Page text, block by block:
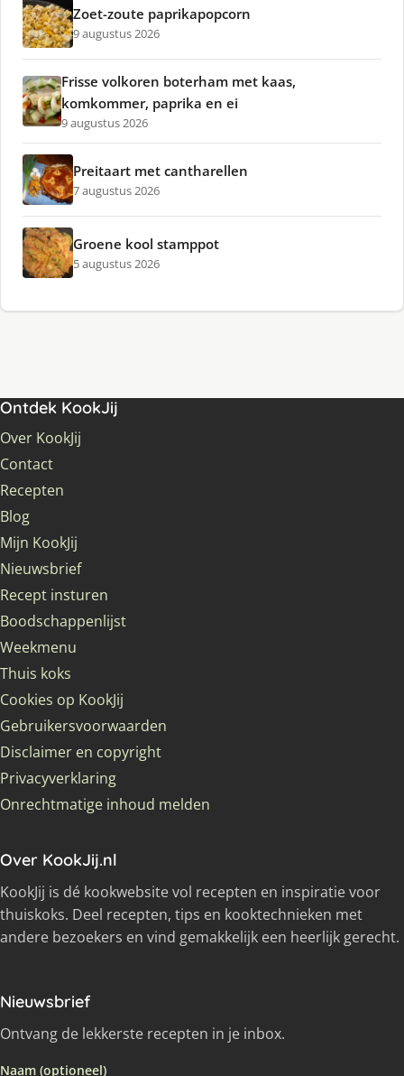
Zoet-zoute paprikapopcorn
9 augustus 2026
Frisse volkoren boterham met kaas,
komkommer, paprika en ei
9 augustus 2026
Preitaart met cantharellen
7 augustus 2026
Groene kool stamppot
5 augustus 2026
Ontdek KookJij
Over KookJij
Contact
Recepten
Blog
Mijn KookJij
Nieuwsbrief
Recept insturen
Boodschappenlijst
Weekmenu
Thuis koks
Cookies op KookJij
Gebruikersvoorwaarden
Disclaimer en copyright
Privacyverklaring
Onrechtmatige inhoud melden
Over KookJij.nl
KookJij is dé kookwebsite vol recepten en inspiratie voor
thuiskoks. Deel recepten, tips en kooktechnieken met
andere bezoekers en vind gemakkelijk een heerlijk gerecht.
Nieuwsbrief
Ontvang de lekkerste recepten in je inbox.
Naam (optioneel)